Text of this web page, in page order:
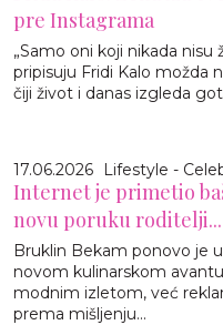
pre Instagrama
„Samo oni koji nikada nisu
pripisuju Fridi Kalo možda
čiji život i danas izgleda
17.06.2026 Lifestyle -
Internet je primetio
novu poruku roditelji...
Bruklin Bekam ponovo je
novom kulinarskom
modnim izletom, već
prema mišljenju...